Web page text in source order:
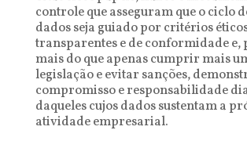
controle que asseguram que o ciclo
dados seja guiado por critérios
transparentes e de conformidade e,
mais do que apenas cumprir mais
legislação e evitar sanções,
compromisso e responsabilidade
daqueles cujos dados sustentam a
atividade empresarial.